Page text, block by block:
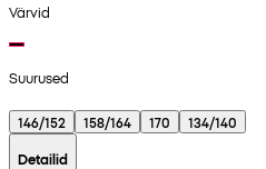
Värvid
Suurused
146/152 158/164 170
134/140
Detailid